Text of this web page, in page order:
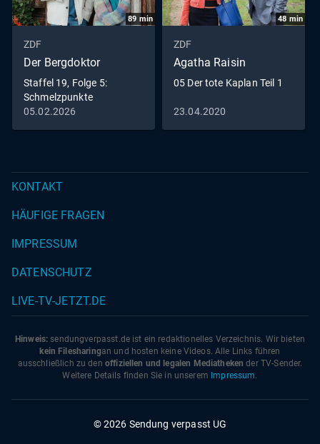
89 min
ZDF
Der Bergdoktor
Staffel 19, Folge 5:
Schmelzpunkte
05.02.2026
48 min
ZDF
Agatha Raisin
05 Der tote Kaplan Teil 1
23.04.2020
KONTAKT
HÄUFIGE FRAGEN
IMPRESSUM
DATENSCHUTZ
LIVE-TV-JETZT.DE
Hinweis: sendungverpasst.de ist ein redaktionelles Verzeichnis. Wir bieten
kein Filesharingan und hosten keine Videos. Alle Links führen
ausschließlich zu den offiziellen und legalen Mediatheken der TV-Sender.
Weitere Details finden Sie in unserem Impressum.
© 2026 Sendung verpasst UG